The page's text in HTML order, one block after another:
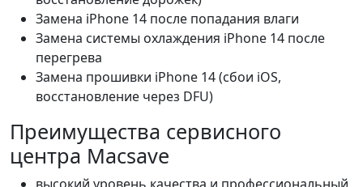
Замена iPhone 14 после попадания влаги
Замена системы охлаждения iPhone 14 после
перегрева
Замена прошивки iPhone 14 (сбои iOS,
восстановление через DFU)
Преимущества сервисного
центра Macsave
высокий уровень качества и профессиональный